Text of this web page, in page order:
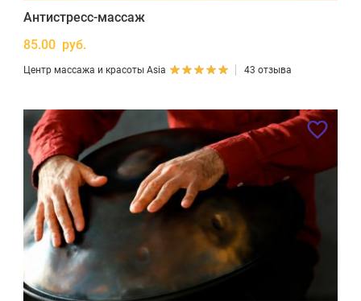
Антистресс-массаж
85.00 руб.
Центр массажа и красоты Asia 43 отзыва